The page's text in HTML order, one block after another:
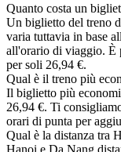
Quanto costa un
Un biglietto del treno
varia tuttavia in base
all'orario di viaggio. È
per soli 26,94 €.
Qual è il treno più
Il biglietto più
26,94 €. Ti
orari di punta per
Qual è la distanza tra
Hanoi e Da Nang